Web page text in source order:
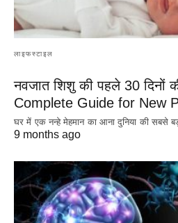
लाइफस्टाइल
नवजात शिशु की पहले 30
Complete Guide for New
घर में एक नन्हे मेहमान का आना दुनिया की सबसे
9 months ago